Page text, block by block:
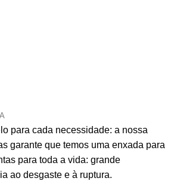
para cada necessidade: a nossa
garante que temos uma enxada para
para toda a vida: grande
ao desgaste e à ruptura.